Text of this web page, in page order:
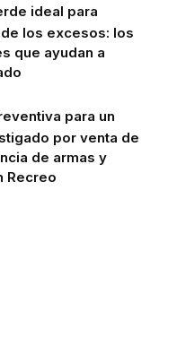
ideal para
los excesos: los
que ayudan a
para un
por venta de
de armas y
Recreo